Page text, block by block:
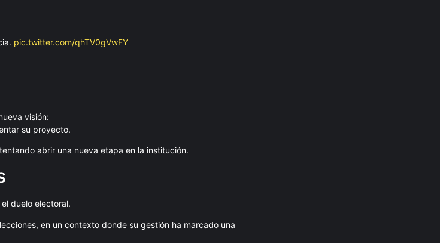
pic.twitter.com/qhTV0gVwFY
visión:
su proyecto.
abrir una nueva etapa en la institución.
duelo electoral.
en un contexto donde su gestión ha marcado una